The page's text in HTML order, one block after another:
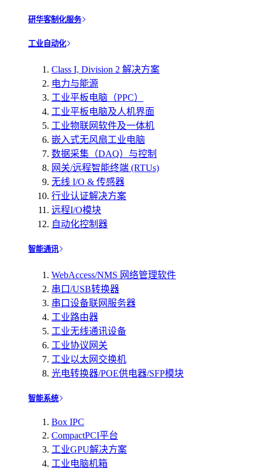
研华客制化服务
工业自动化
Class I, Division 2 解决方案
电力与能源
工业平板电脑（PPC）
工业平板电脑及人机界面
工业物联网软件及一体机
嵌入式无风扇工业电脑
数据采集（DAQ）与控制
网关/远程智能终端 (RTUs)
无线 I/O & 传感器
行业认证解决方案
远程I/O模块
自动化控制器
智能通讯
WebAccess/NMS 网络管理软件
串口/USB转换器
串口设备联网服务器
工业路由器
工业无线通讯设备
工业协议网关
工业以太网交换机
光电转换器/POE供电器/SFP模块
智能系统
Box IPC
CompactPCI平台
工业GPU解决方案
工业电脑机箱